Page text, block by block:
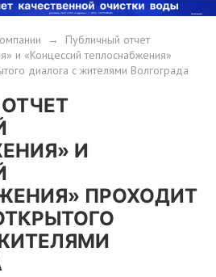
→ Публичный отчет
и «Концессий теплоснабжения»
диалога с жителями Волгограда
И
ПРОХОДИТ